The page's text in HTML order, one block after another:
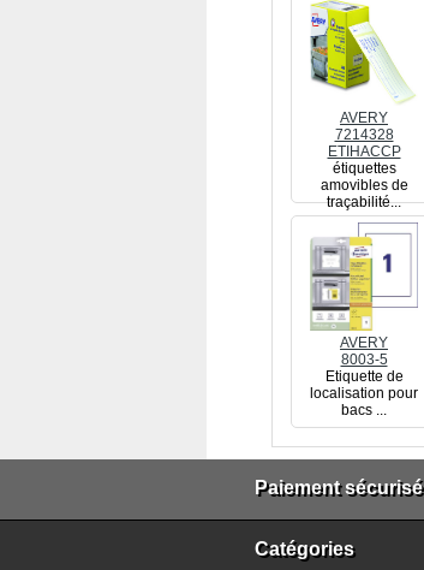
AVERY
7214328
ETIHACCP
étiquettes
amovibles de
traçabilité...
AVERY
8003-5
Etiquette de
localisation pour
bacs ...
Paiement sécurisé
Catégories